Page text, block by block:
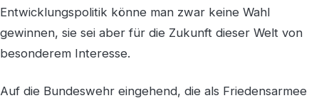
Entwicklungspolitik könne man zwar keine Wahl
gewinnen, sie sei aber für die Zukunft dieser Welt von
besonderem Interesse.
Auf die Bundeswehr eingehend, die als Friedensarmee